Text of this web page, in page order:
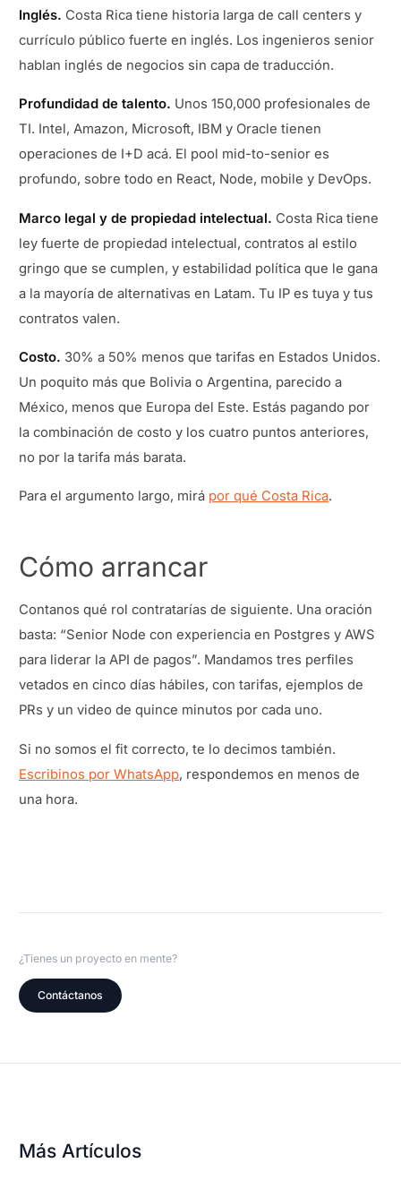
Inglés. Costa Rica tiene historia larga de call centers y
currículo público fuerte en inglés. Los ingenieros senior
hablan inglés de negocios sin capa de traducción.
Profundidad de talento. Unos 150,000 profesionales de
TI. Intel, Amazon, Microsoft, IBM y Oracle tienen
operaciones de I+D acá. El pool mid-to-senior es
profundo, sobre todo en React, Node, mobile y DevOps.
Marco legal y de propiedad intelectual. Costa Rica tiene
ley fuerte de propiedad intelectual, contratos al estilo
gringo que se cumplen, y estabilidad política que le gana
a la mayoría de alternativas en Latam. Tu IP es tuya y tus
contratos valen.
Costo. 30% a 50% menos que tarifas en Estados Unidos.
Un poquito más que Bolivia o Argentina, parecido a
México, menos que Europa del Este. Estás pagando por
la combinación de costo y los cuatro puntos anteriores,
no por la tarifa más barata.
Para el argumento largo, mirá por qué Costa Rica.
Cómo arrancar
Contanos qué rol contratarías de siguiente. Una oración
basta: “Senior Node con experiencia en Postgres y AWS
para liderar la API de pagos”. Mandamos tres perfiles
vetados en cinco días hábiles, con tarifas, ejemplos de
PRs y un video de quince minutos por cada uno.
Si no somos el fit correcto, te lo decimos también.
Escribinos por WhatsApp, respondemos en menos de
una hora.
¿Tienes un proyecto en mente?
Contáctanos
Más Artículos